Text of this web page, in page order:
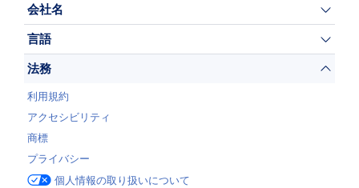
会社名
言語
法務
利用規約
アクセシビリティ
商標
プライバシー
個人情報の取り扱いについて